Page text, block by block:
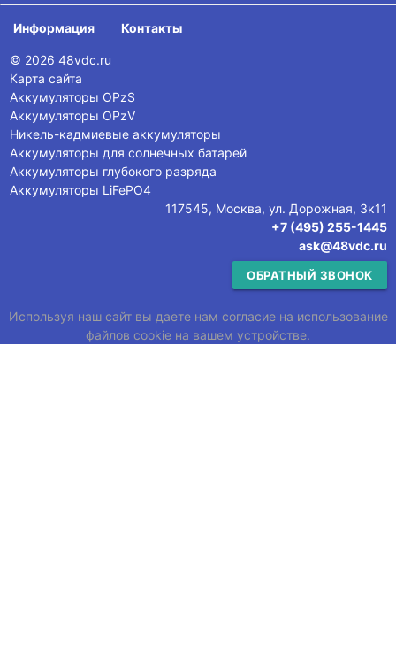
Информация Контакты
© 2026 48vdc.ru
Карта сайта
Аккумуляторы OPzS
Аккумуляторы OPzV
Никель-кадмиевые аккумуляторы
Аккумуляторы для солнечных батарей
Аккумуляторы глубокого разряда
Аккумуляторы LiFePO4
117545, Москва, ул. Дорожная, 3к11
+7 (495) 255-1445
ask@48vdc.ru
ОБРАТНЫЙ ЗВОНОК
Используя наш сайт вы даете нам согласие на использование
файлов cookie на вашем устройстве.